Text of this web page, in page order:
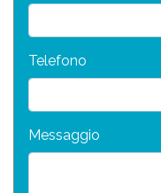
Telefono
Messaggio